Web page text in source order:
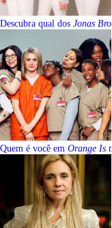
Descubra qual dos Jonas
Quem é você em Orange Is